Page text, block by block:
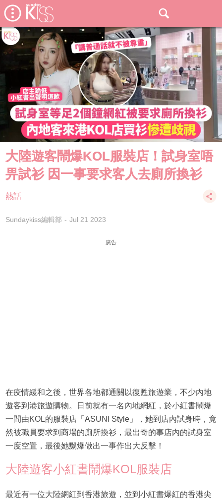
大陸遊客鬧爆KOL服裝店！試身室唔
畀試衫 因一事要求客人去廁所換衫
熱話
Sundaykiss編輯部 Jul 21 2023
廣告
在疫情緩和之後，世界各地都通關以復甦旅遊業，不少內地
遊客到港旅遊購物。日前就有一名內地網紅，於小紅書鬧爆
一間由KOL的服裝店「ASUNI Style」，她到店內試身時，竟
然被職員要求到商場的廁所換衫，最出奇的事店內的試身室
一度空置，最後她嬲爆做出一事作出大反擊！
大陸遊客小紅書鬧爆KOL服裝店
最近有一位大陸網紅到香港旅遊，並到小紅書爆紅的香港尖